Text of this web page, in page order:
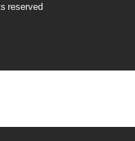
reserved